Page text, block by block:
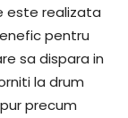
este realizata
pentru
sa dispara in
la drum
precum